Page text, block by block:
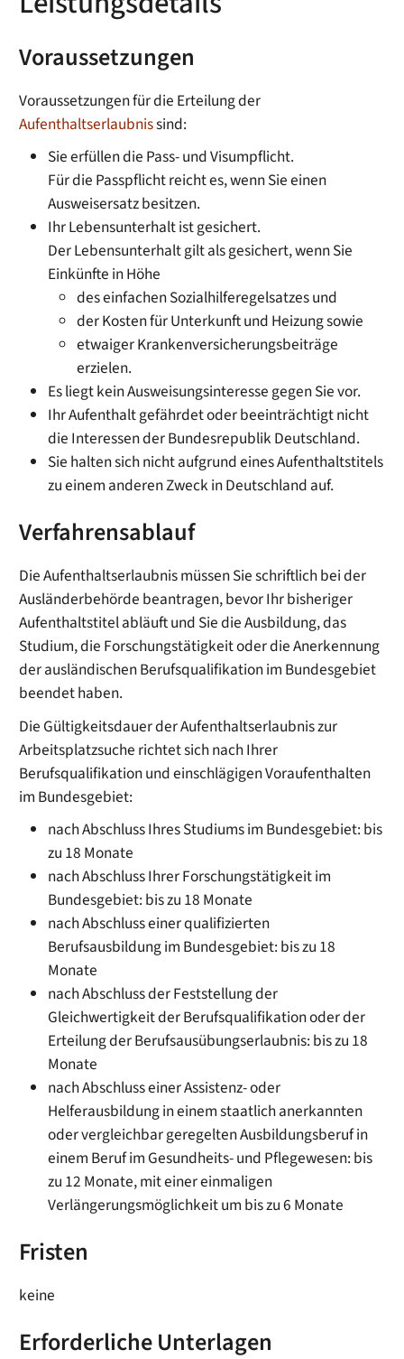
Voraussetzungen
Voraussetzungen für die Erteilung der
Aufenthaltserlaubnissind:
Sie erfüllen die Pass- und Visumpflicht.
Für die Passpflicht reicht es, wenn Sie einen
Ausweisersatz besitzen.
Ihr Lebensunterhalt ist gesichert.
Der Lebensunterhalt gilt als gesichert, wenn Sie
Einkünfte in Höhe
des einfachen Sozialhilferegelsatzes und
der Kosten für Unterkunft und Heizung sowie
etwaiger Krankenversicherungsbeiträge
erzielen.
Es liegt kein Ausweisungsinteresse gegen Sie vor.
Ihr Aufenthalt gefährdet oder beeinträchtigt nicht
die Interessen der Bundesrepublik Deutschland.
Sie halten sich nicht aufgrund eines Aufenthaltstitels
zu einem anderen Zweck in Deutschland auf.
Verfahrensablauf
Die Aufenthaltserlaubnis müssen Sie schriftlich bei der
Ausländerbehörde beantragen, bevor Ihr bisheriger
Aufenthaltstitel abläuft und Sie dieAusbildung, das
Studium, die Forschungstätigkeit oder die Anerkennung
der ausländischen Berufsqualifikation im Bundesgebiet
beendet haben.
Die Gültigkeitsdauer der Aufenthaltserlaubnis zur
Arbeitsplatzsuche richtet sich nach Ihrer
Berufsqualifikation und einschlägigen Voraufenthalten
im Bundesgebiet:
nach Abschluss Ihres Studiums im Bundesgebiet: bis
zu 18 Monate
nach Abschluss Ihrer Forschungstätigkeit im
Bundesgebiet: bis zu 18 Monate
nach Abschluss einer qualifizierten
Berufsausbildung im Bundesgebiet: bis zu 18
Monate
nach Abschluss der Feststellung der
Gleichwertigkeit der Berufsqualifikation oder der
Erteilung der Berufsausübungserlaubnis: bis zu 18
Monate
nach Abschluss einer Assistenz- oder
Helferausbildung in einem staatlich anerkannten
oder vergleichbar geregelten Ausbildungsberuf in
einem Beruf im Gesundheits- und Pflegewesen: bis
zu 12 Monate, mit einer einmaligen
Verlängerungsmöglichkeit um bis zu 6 Monate
Fristen
keine
Erforderliche Unterlagen